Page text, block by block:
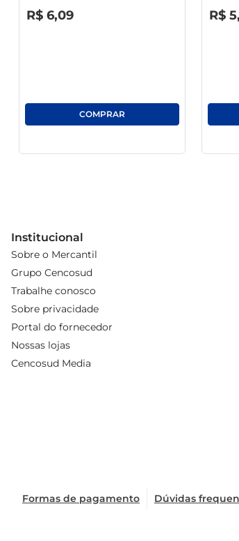
R$ 6,09 R$ 5,
Institucional
Sobre o Mercantil
Grupo Cencosud
Trabalhe conosco
Sobre privacidade
Portal do fornecedor
Nossas lojas
Cencosud Media
Formas de pagamento Dúvidas